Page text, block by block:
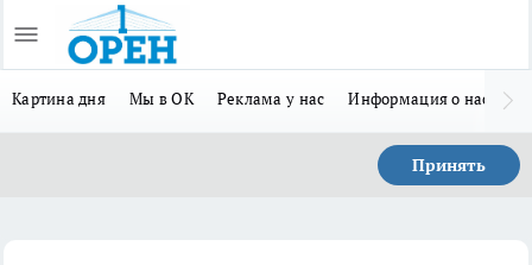
Картина дня Мы в ОК Реклама у нас Информация о нас
Принять